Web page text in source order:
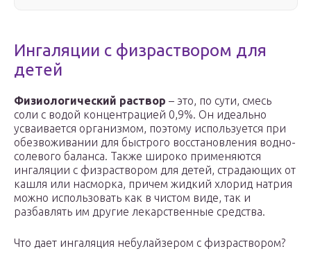
Ингаляции с физраствором для
детей
Физиологический раствор – это, по сути, смесь
соли с водой концентрацией 0,9%. Он идеально
усваивается организмом, поэтому используется при
обезвоживании для быстрого восстановления водно-
солевого баланса. Также широко применяются
ингаляции с физраствором для детей, страдающих от
кашля или насморка, причем жидкий хлорид натрия
можно использовать как в чистом виде, так и
разбавлять им другие лекарственные средства.
Что дает ингаляция небулайзером с физраствором?